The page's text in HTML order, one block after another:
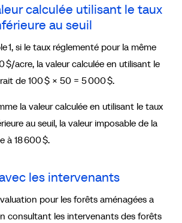
calculée utilisant le taux
au seuil
1, si le taux réglementé pour la même
$/acre, la valeur calculée en utilisant le
de 100 $ × 50 = 5 000 $.
la valeur calculée en utilisant le taux
au seuil, la valeur imposable de la
à 18 600 $.
les intervenants
pour les forêts aménagées a
consultant les intervenants des forêts